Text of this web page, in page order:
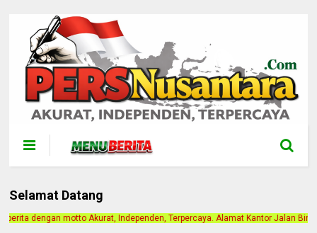
Selamat Datang
Terpercaya. Alamat Kantor Jalan Bintan Gang Paris 1. Berlangganan